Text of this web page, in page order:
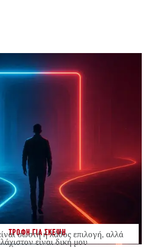
ΤΡΟΦΗ ΓΙΑ ΣΚΕΨΗ
σωστή ή λάθος επιλογή, αλλά
είναι δική μου